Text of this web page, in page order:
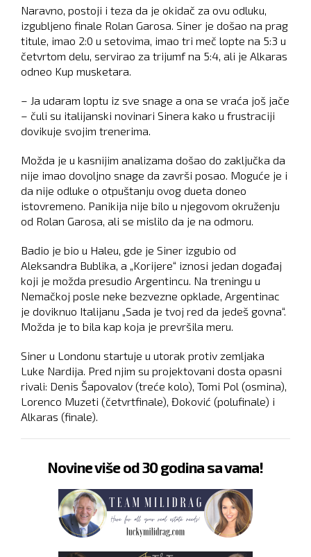
Naravno, postoji i teza da je okidač za ovu odluku,
izgubljeno finale Rolan Garosa. Siner je došao na prag
titule, imao 2:0 u setovima, imao tri meč lopte na 5:3 u
četvrtom delu, servirao za trijumf na 5:4, ali je Alkaras
odneo Kup musketara.
– Ja udaram loptu iz sve snage a ona se vraća još jače
– čuli su italijanski novinari Sinera kako u frustraciji
dovikuje svojim trenerima.
Možda je u kasnijim analizama došao do zaključka da
nije imao dovoljno snage da završi posao. Moguće je i
da nije odluke o otpuštanju ovog dueta doneo
istovremeno. Panikija nije bilo u njegovom okruženju
od Rolan Garosa, ali se mislilo da je na odmoru.
Badio je bio u Haleu, gde je Siner izgubio od
Aleksandra Bublika, a „Korijere“ iznosi jedan događaj
koji je možda presudio Argentincu. Na treningu u
Nemačkoj posle neke bezvezne opklade, Argentinac
je doviknuo Italijanu „Sada je tvoj red da jedeš govna“.
Možda je to bila kap koja je prevršila meru.
Siner u Londonu startuje u utorak protiv zemljaka
Luke Nardija. Pred njim su projektovani dosta opasni
rivali: Denis Šapovalov (treće kolo), Tomi Pol (osmina),
Lorenco Muzeti (četvrtfinale), Đoković (polufinale) i
Alkaras (finale).
Novine više od 30 godina sa vama!